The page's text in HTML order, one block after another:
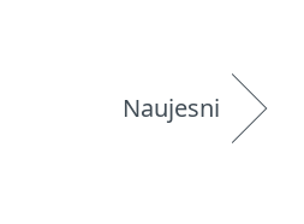
Naujesni